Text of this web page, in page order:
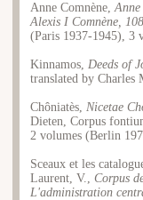
Anne Comnène,
Alexis I Comnène,
(Paris 1937-1945), 3
Kinnamos, Deeds of
translated by
Chôniatès, Nicetae
Dieten, Corpus
2 volumes (Berlin
Sceaux et les
Laurent, V., Corpus
L'administration